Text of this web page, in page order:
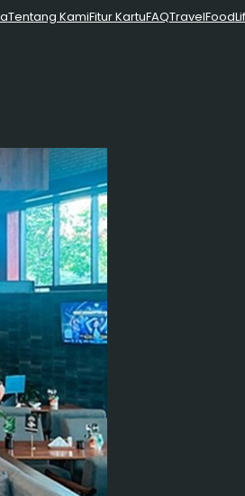
Tentang KamiFitur KartuFAQTravelFood